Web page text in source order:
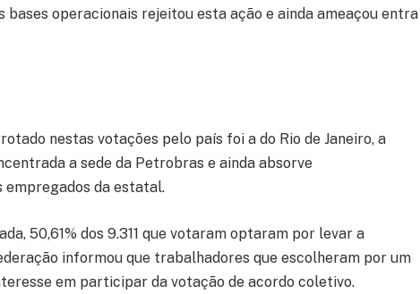
operacionais rejeitou esta ação e ainda ameaçou entra
nestas votações pelo país foi a do Rio de Janeiro, a
a sede da Petrobras e ainda absorve
empregados da estatal.
50,61% dos 9.311 que votaram optaram por levar a
informou que trabalhadores que escolheram por um
em participar da votação de acordo coletivo.